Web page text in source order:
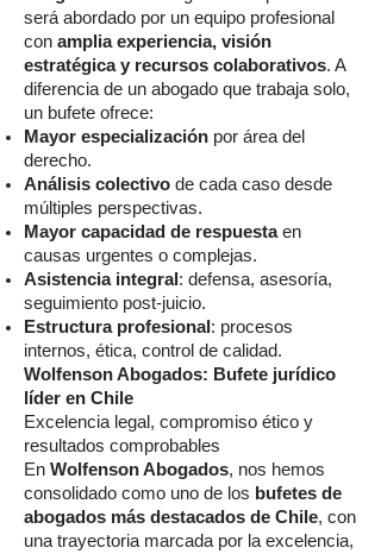
será abordado por un equipo profesional
con amplia experiencia, visión
estratégica y recursos colaborativos. A
diferencia de un abogado que trabaja solo,
un bufete ofrece:
Mayor especialización por área del
derecho.
Análisis colectivo de cada caso desde
múltiples perspectivas.
Mayor capacidad de respuestaen
causas urgentes o complejas.
Asistencia integral : defensa, asesoría,
seguimiento post-juicio.
Estructura profesional : procesos
internos, ética, control de calidad.
Wolfenson Abogados: Bufete jurídico
líder en Chile
Excelencia legal, compromiso ético y
resultados comprobables
En Wolfenson Abogados, nos hemos
consolidado como uno de los bufetes de
abogados más destacados de Chile, con
una trayectoria marcada por la excelencia,